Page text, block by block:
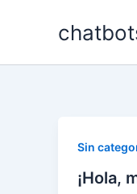
Sin
¡Hola,